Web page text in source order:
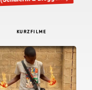
KURZFILME